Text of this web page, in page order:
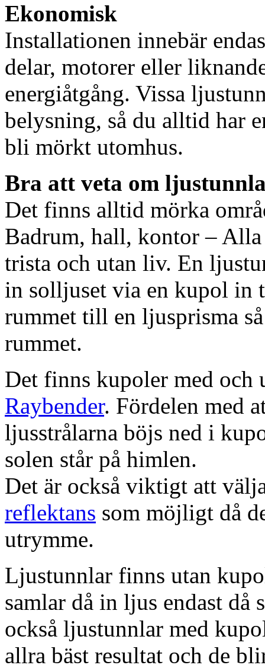
Ekonomisk
Installationen innebär
delar, motorer eller
energiåtgång. Vissa
belysning, så du alltid har
bli mörkt utomhus.
Bra att veta om
Det finns alltid mörka
Badrum, hall, kontor – Alla
trista och utan liv. En
in solljuset via en kupol in
rummet till en ljusprisma
rummet.
Det finns kupoler med och
Raybender. Fördelen med
ljusstrålarna böjs ned i
solen står på himlen.
Det är också viktigt att
reflektans som möjligt då
utrymme.
Ljustunnlar finns utan
samlar då in ljus endast då
också ljustunnlar med
allra bäst resultat och de